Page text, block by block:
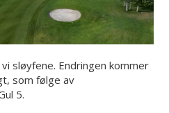
sløyfene. Endringen kommer
som følge av
5.